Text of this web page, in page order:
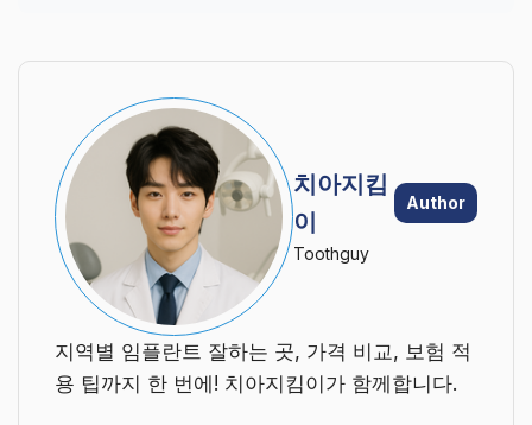
치아지킴
이
Author
Toothguy
지역별 임플란트 잘하는 곳, 가격 비교, 보험 적
용 팁까지 한 번에! 치아지킴이가 함께합니다.